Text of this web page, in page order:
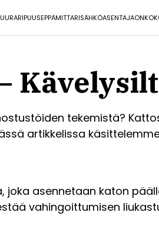
PUUSEPPÄMITTARISÄHKÖASENTAJAONKO
tekemistä?
artikkelissa
joka asennetaan katon
vahingoittumisen